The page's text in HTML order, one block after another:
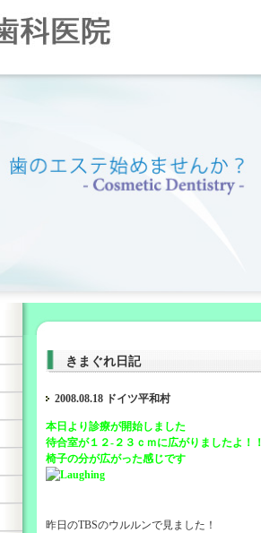
きまぐれ日記
2008.08.18 ドイツ平和村
本日より診療が開始しました
待合室が１２-２３ｃｍに広がりましたよ！！
椅子の分が広がった感じです
昨日のTBSのウルルンで見ました！